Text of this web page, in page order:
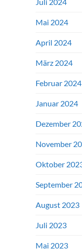
Mai 2024
April 2024
März 2024
Februar 2024
Januar 2024
Dezember
November
Oktober
September
August 2023
Juli 2023
Mai 2023